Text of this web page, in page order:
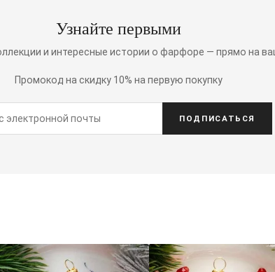
Узнайте первыми
и интересные истории о фарфоре — прямо на
Промокод на скидку 10% на первую покупку
ПОДПИСАТЬСЯ